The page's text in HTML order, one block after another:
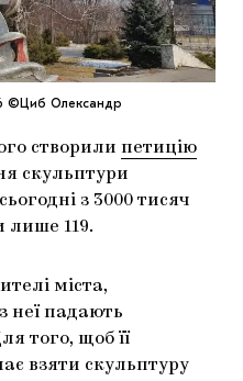
ПЛАТФОРМА
РІЗДВЯНІ СВЯТА
©Циб Олександр
створили петицію
скульптури
з 3000 тисяч
лише 119.
міста,
неї падають
того, щоб її
взяти скульптуру